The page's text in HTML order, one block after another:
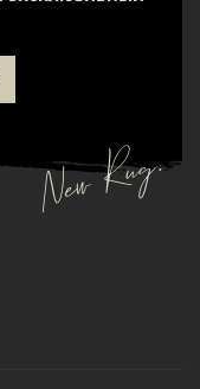
New Rug.